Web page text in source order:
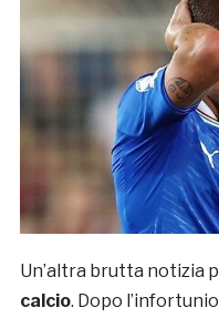
Un’altra brutta notizia
calcio. Dopo